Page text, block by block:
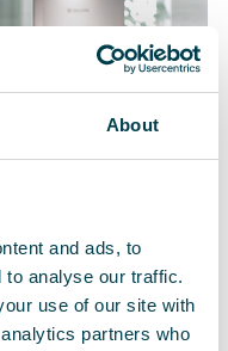
About
and ads, to
to analyse our traffic.
use of our site with
partners who